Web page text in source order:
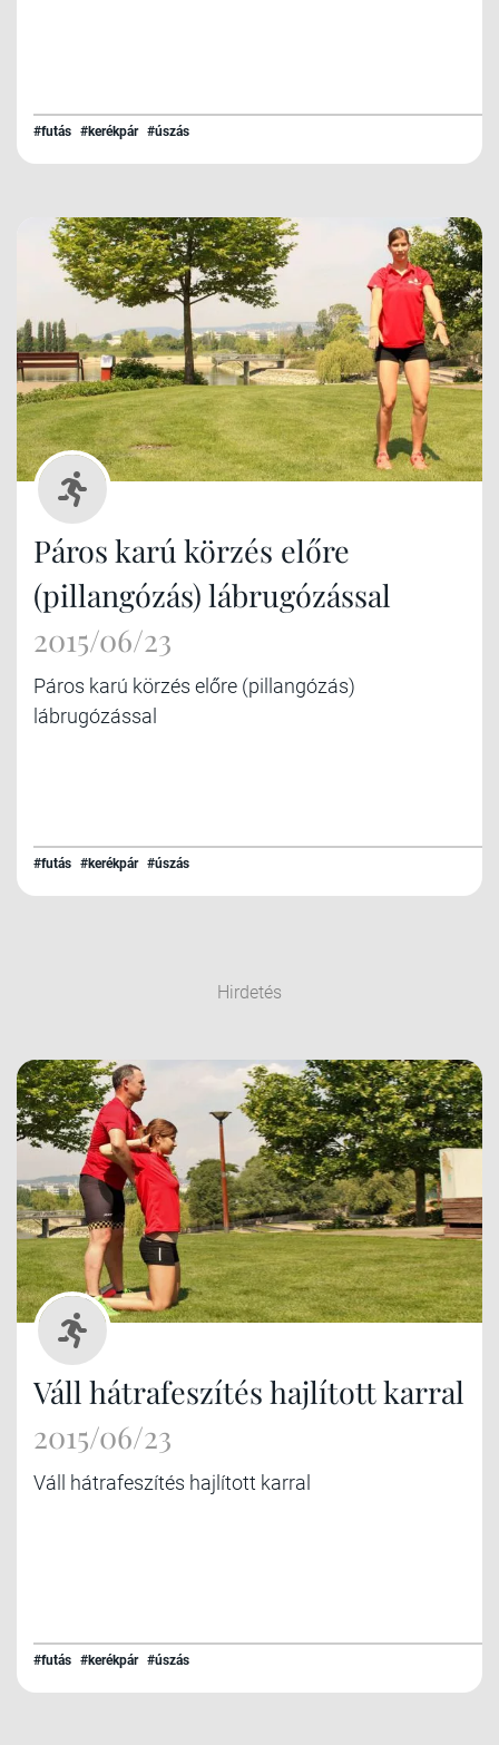
#futás #kerékpár #úszás
Páros karú körzés előre
(pillangózás) lábrugózással
2015/06/23
Páros karú körzés előre (pillangózás)
lábrugózással
#futás #kerékpár #úszás
Hirdetés
Váll hátrafeszítés hajlított karral
2015/06/23
Váll hátrafeszítés hajlított karral
#futás #kerékpár #úszás